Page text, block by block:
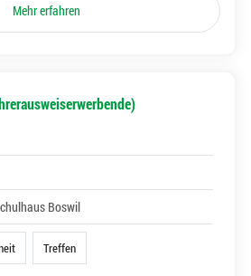
Mehr erfahren
Boswil
Treffen